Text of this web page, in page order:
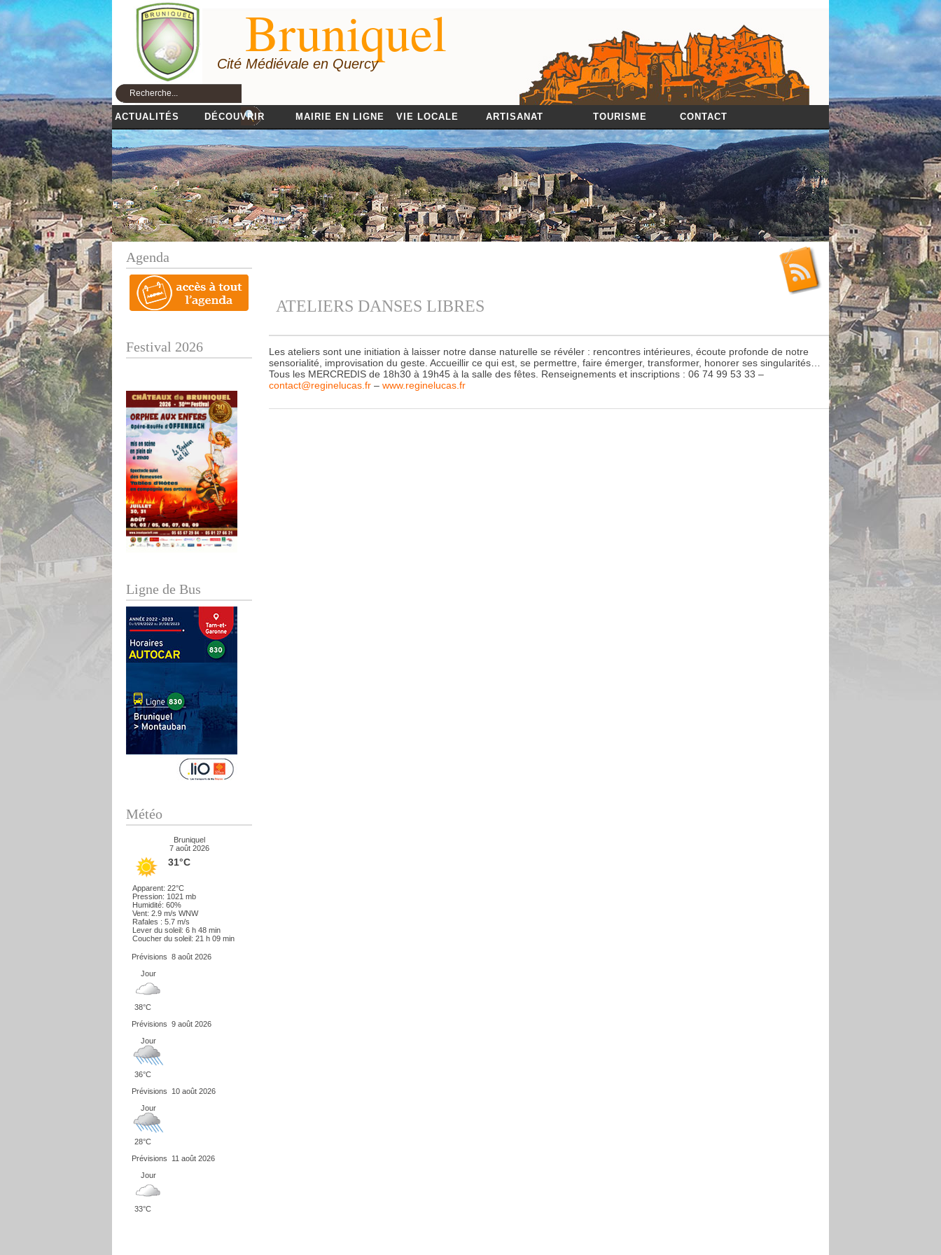
Bruniquel
Cité Médiévale en Quercy
ACTUALITÉS DÉCOUVRIR MAIRIE EN LIGNE VIE LOCALE ARTISANAT TOURISME CONTACT
Agenda
Festival 2026
Ligne de Bus
Météo
Bruniquel
7 août 2026
31°C
Apparent: 22°C
Pression: 1021 mb
Humidité: 60%
Vent: 2.9 m/s WNW
Rafales : 5.7 m/s
Lever du soleil: 6 h 48 min
Coucher du soleil: 21 h 09 min
Prévisions 8 août 2026
Jour
38°C
Prévisions 9 août 2026
Jour
36°C
Prévisions
10 août 2026
Jour
28°C
Prévisions
11 août 2026
Jour
33°C
ATELIERS DANSES LIBRES
Les ateliers sont une initiation à laisser notre danse naturelle se révéler : rencontres intérieures, écoute profonde de notre
sensorialité, improvisation du geste. Accueillir ce qui est, se permettre, faire émerger, transformer, honorer ses singularités…
Tous les MERCREDIS de 18h30 à 19h45 à la salle des fêtes. Renseignements et inscriptions : 06 74 99 53 33 –
contact@reginelucas.fr – www.reginelucas.fr